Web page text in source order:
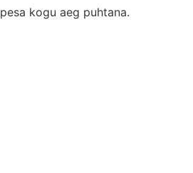
kogu aeg puhtana.